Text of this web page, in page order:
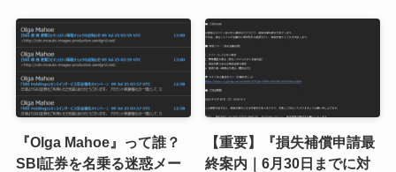
『Olga Mahoe』って誰？
SBI証券を名乗る迷惑メー
【重要】『損失補償申請最
終案内｜6月30日までに対